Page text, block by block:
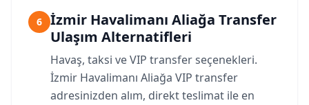
6
İzmir Havalimanı Aliağa Transfer
Ulaşım Alternatifleri
Havaş, taksi ve VIP transfer seçenekleri.
İzmir Havalimanı Aliağa VIP transfer
adresinizden alım, direkt teslimat ile en